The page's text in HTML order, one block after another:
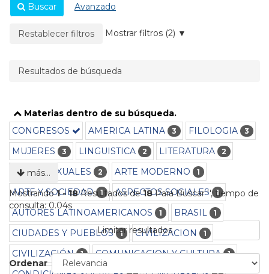
Buscar
Avanzado
La página se recargará cuando se elimine un filtro.
Restablecer filtros Mostrar filtros (2)
Resultados de búsqueda
Materias dentro de su búsqueda.
CONGRESOS
AMERICA LATINA 3 FILOLOGIA 3
MUJERES 3 LINGUISTICA 2 LITERATURA 2
ROLES SEXUALES 2 ARTE MODERNO 1
ARTE Y SOCIEDAD 1 ASPECTOS SOCIALES 1
AUTORES LATINOAMERICANOS 1 BRASIL 1
CIUDADES Y PUEBLOS 1 CIVILIZACION 1
CIVILIZACIÓN 1 COMUNICACION Y CULTURA 1
más…
Mostrando1 - 18Resultados de18Para Buscar '', tiempo de
consulta: 0.04s
Limitar resultados
Ordenar